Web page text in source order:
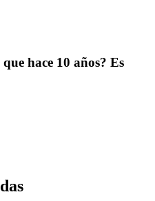
hace 10 años? Es